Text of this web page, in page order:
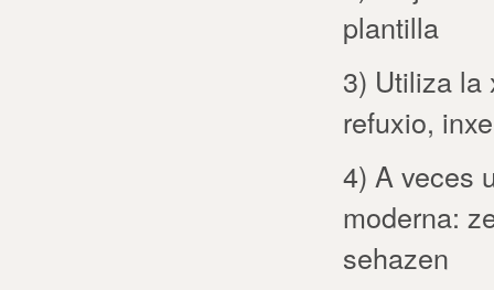
plantilla
3) Utiliza la
refuxio,
4) A veces
moderna:
sehazen